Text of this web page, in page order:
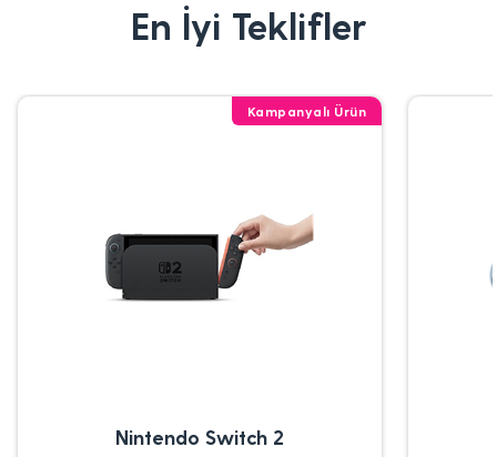
En İyi Teklifler
Kampanyalı Ürün
Nintendo Switch 2